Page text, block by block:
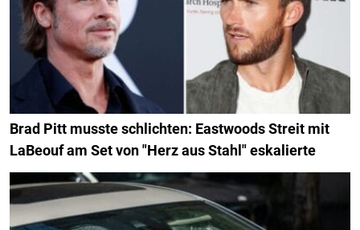
Brad Pitt musste schlichten: Eastwoods Streit mit
LaBeouf am Set von "Herz aus Stahl" eskalierte